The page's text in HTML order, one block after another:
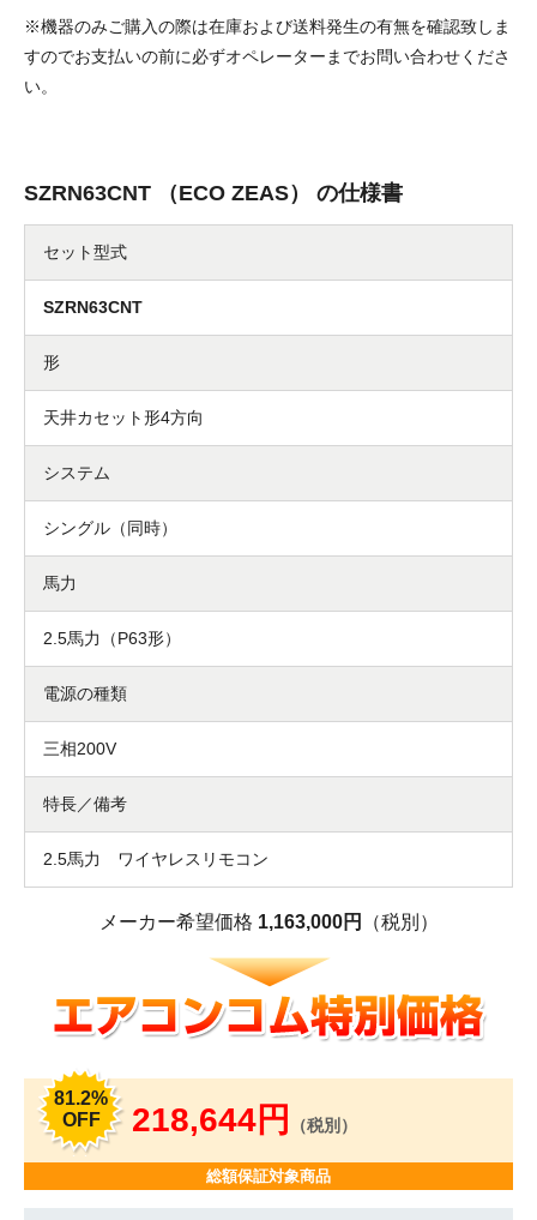
※機器のみご購入の際は在庫および送料発生の有無を確認致しま
すのでお支払いの前に必ずオペレーターまでお問い合わせくださ
い。
SZRN63CNT （ECO ZEAS） の仕様書
セット型式
SZRN63CNT
形
天井カセット形4方向
システム
シングル（同時）
馬力
2.5馬力（P63形）
電源の種類
三相200V
特長／備考
2.5馬力 ワイヤレスリモコン
メーカー希望価格 1,163,000円 （税別）
81.2%
OFF
218,644円 （税別）
総額保証対象商品